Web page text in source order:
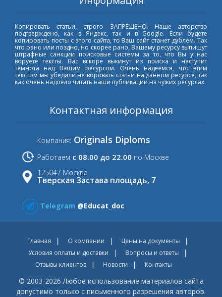
Копировать статьи, строго ЗАПРЕЩЕНО. Наше авторство
подтверждено, как в Яндекс, так и в Google. Если будете
копировать посты с этого сайта, то Ваш сайт станет дублем. Так
что рано или поздно, но скорее рано, Вашему ресурсу выпишут
штрафные санкции поисковые системы за то, что Вы у нас
воруете тексты. Вас вскоре выкинут из поиска и наступит
темнота над Вашим ресурсом. Очень надеемся, что этим
текстом мы убедили не воровать статьи на данном ресурсе, так
как очень надоело читать наши публикации на чужих ресурсах.
Контактная информация
Компания: Originals Diploms
Работаем с 08.00 до 22.00 по Москве
125047 Москва
Тверская Застава площадь, 7
Telegram @Educat_doc
Главная О компании
Цены на документы
Условия оплаты и доставки
Вопросы и ответы
Отзывы клиентов
Новости Контакты
© 2003-2026 Любое использование материалов сайта
допустимо только с письменного разрешения авторов.